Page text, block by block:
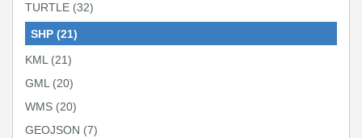
TURTLE (32)
SHP (21)
KML (21)
GML (20)
WMS (20)
GEOJSON (7)